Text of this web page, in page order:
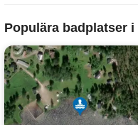
Populära badplatser i